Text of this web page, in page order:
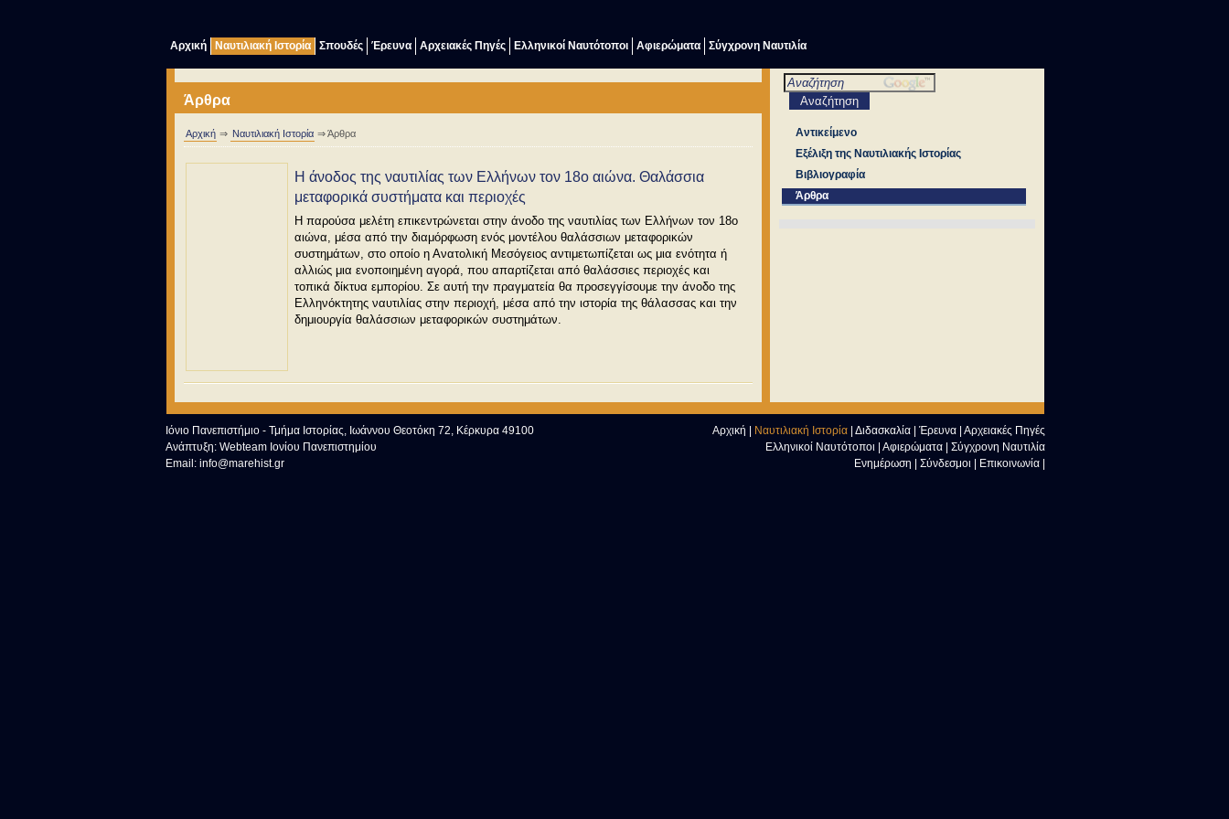
Αρχική Ναυτιλιακή Ιστορία Σπουδές Έρευνα Αρχειακές Πηγές Ελληνικοί Ναυτότοποι Αφιερώματα Σύγχρονη Ναυτιλία
Άρθρα
Αρχική ⇒ Ναυτιλιακή Ιστορία ⇒ Άρθρα
Η άνοδος της ναυτιλίας των Ελλήνων τον 18ο αιώνα. Θαλάσσια
μεταφορικά συστήματα και περιοχές
Η παρούσα μελέτη επικεντρώνεται στην άνοδο της ναυτιλίας των Ελλήνων τον 18ο
αιώνα, μέσα από την διαμόρφωση ενός μοντέλου θαλάσσιων μεταφορικών
συστημάτων, στο οποίο η Ανατολική Μεσόγειος αντιμετωπίζεται ως μια ενότητα ή
αλλιώς μια ενοποιημένη αγορά, που απαρτίζεται από θαλάσσιες περιοχές και
τοπικά δίκτυα εμπορίου. Σε αυτή την πραγματεία θα προσεγγίσουμε την άνοδο της
Ελληνόκτητης ναυτιλίας στην περιοχή, μέσα από την ιστορία της θάλασσας και την
δημιουργία θαλάσσιων μεταφορικών συστημάτων.
Αντικείμενο
Εξέλιξη της Ναυτιλιακής Ιστορίας
Βιβλιογραφία
Άρθρα
Ιόνιο Πανεπιστήμιο - Τμήμα Ιστορίας, Ιωάννου Θεοτόκη 72, Κέρκυρα 49100
Ανάπτυξη: Webteam Ιονίου Πανεπιστημίου
Email: info@marehist.gr
Αρχική Ναυτιλιακή Ιστορία Διδασκαλία Έρευνα Αρχειακές Πηγές
Ελληνικοί Ναυτότοποι Αφιερώματα
Σύγχρονη Ναυτιλία
Ενημέρωση
Σύνδεσμοι Επικοινωνία